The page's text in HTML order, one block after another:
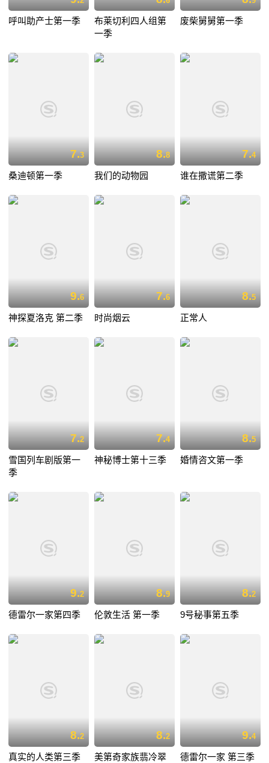
呼叫助产士第一季
布莱切利四人组第
一季
废柴舅舅第一季
7.3
桑迪顿第一季
8.8
我们的动物园
7.4
谁在撒谎第二季
9.6
神探夏洛克 第二季
7.6
时尚烟云
8.5
正常人
7.2
雪国列车剧版第一
季
7.4
神秘博士第十三季
8.5
婚情咨文第一季
9.2
德雷尔一家第四季
8.9
伦敦生活 第一季
8.2
9号秘事第五季
8.2
真实的人类第三季
8.2
美第奇家族翡冷翠
9.4
德雷尔一家 第三季